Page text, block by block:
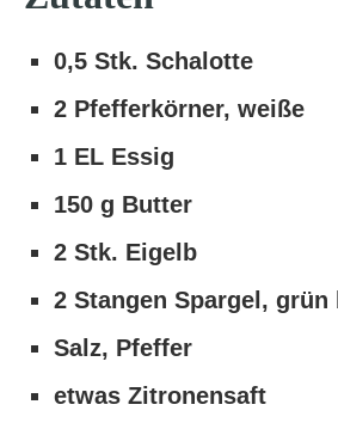
0,5 Stk. Schalotte
2 Pfefferkörner, weiße
1 EL Essig
150 g Butter
2 Stk. Eigelb
2 Stangen Spargel,
Salz, Pfeffer
etwas Zitronensaft